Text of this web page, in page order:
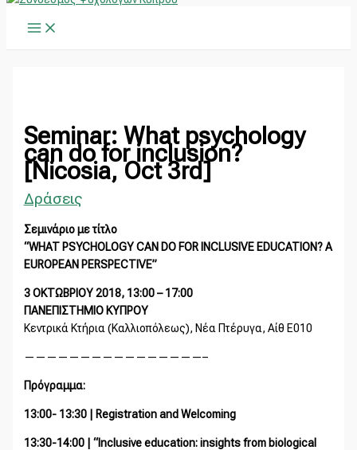
Μετάβαση
Main
Seminar: What psychology
can do for inclusion?
[Nicosia, Oct 3rd]
Δράσεις
Σεμινάριο με τίτλο
“WHAT PSYCHOLOGY CAN DO FOR INCLUSIVE EDUCATION? A
EUROPEAN PERSPECTIVE”
3 ΟΚΤΩΒΡΙΟY 2018, 13:00 – 17:00
ΠΑΝΕΠΙΣΤΗΜΙΟ ΚΥΠΡΟΥ
Κεντρικά Κτήρια (Καλλιοπόλεως), Νέα Πτέρυγα, Αίθ Ε010
————————————————–
Πρόγραμμα:
13:00- 13:30 | Registration and Welcoming
13:30-14:00 | “Inclusive education: insights from biological
ν
η
σ
ι
Main
Menu